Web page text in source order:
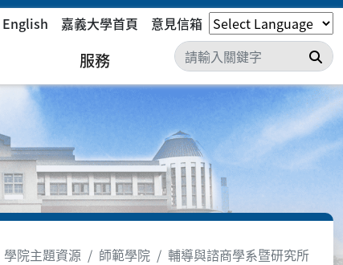
English 嘉義大學首頁 意見信箱
服務 搜
學院主題資源 師範學院 輔導與諮商學系暨研究所